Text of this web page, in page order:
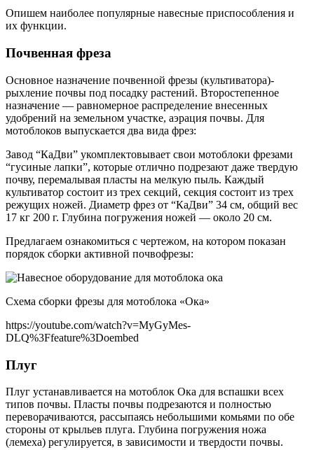
Опишем наиболее популярные навесные приспособления и
их функции.
Почвенная фреза
Основное назначение почвенной фрезы (культиватора)-
рыхление почвы под посадку растений. Второстепенное
назначение — равномерное распределение внесенных
удобрений на земельном участке, аэрация почвы. Для
мотоблоков выпускается два вида фрез:
Завод “КаДви” укомплектовывает свои мотоблоки фрезами
“гусиные лапки”, которые отлично подрезают даже твердую
почву, перемалывая пласты на мелкую пыль. Каждый
культиватор состоит из трех секций, секция состоит из трех
режущих ножей. Диаметр фрез от “КаДви” 34 см, общий вес
17 кг 200 г. Глубина погружения ножей — около 20 см.
Предлагаем ознакомиться с чертежом, на котором показан
порядок сборки активной почвофрезы:
Cхема сборки фрезы для мотоблока «Ока»
https://youtube.com/watch?v=MyGyMes-
DLQ%3Ffeature%3Doembed
Плуг
Плуг устанавливается на мотоблок Ока для вспашки всех
типов почвы. Пласты почвы подрезаются и полностью
переворачиваются, рассыпаясь небольшими комьями по обе
стороны от крыльев плуга. Глубина погружения ножа
(лемеха) регулируется, в зависимости и твердости почвы.